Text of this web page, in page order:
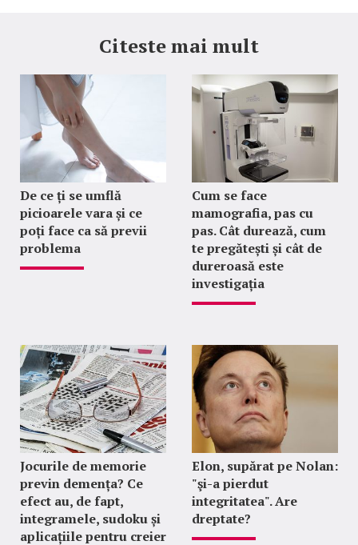
Citeste mai mult
De ce ți se umflă
picioarele vara și ce
poți face ca să previi
problema
Cum se face
mamografia, pas cu
pas. Cât durează, cum
te pregătești și cât de
dureroasă este
investigația
Jocurile de memorie
previn demența? Ce
efect au, de fapt,
integramele, sudoku și
aplicațiile pentru creier
Elon, supărat pe Nolan:
"şi-a pierdut
integritatea". Are
dreptate?